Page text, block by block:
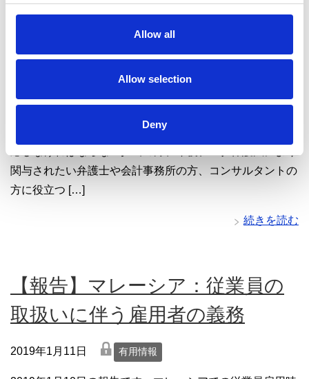
Allow all
Allow selection
Deny
回 GDPR 適合のポイント フ
有用情報
とした新たなシリーズ連載です。世界のデータ保護法に対
関与されたい弁護士や会計事務所の方、コンサルタントの
方に役立つ […]
続きを読む
【報告】マレーシア：従業員の
取扱いに伴う雇用者の義務
2019年1月11日 lock 有用情報